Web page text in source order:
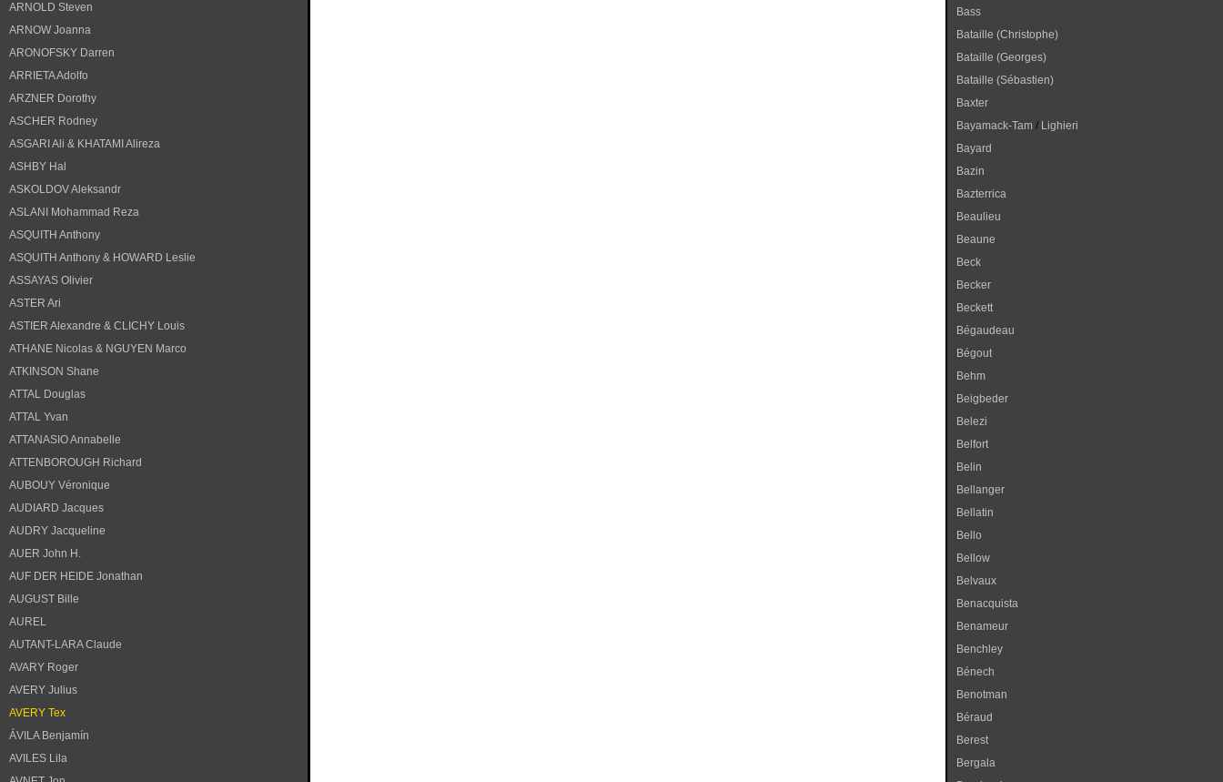
ARNOLD Steven
ARNOW Joanna
ARONOFSKY Darren
ARRIETA Adolfo
ARZNER Dorothy
ASCHER Rodney
ASGARI Ali & KHATAMI Alireza
ASHBY Hal
ASKOLDOV Aleksandr
ASLANI Mohammad Reza
ASQUITH Anthony
ASQUITH Anthony & HOWARD Leslie
ASSAYAS Olivier
ASTER Ari
ASTIER Alexandre & CLICHY Louis
ATHANE Nicolas & NGUYEN Marco
ATKINSON Shane
ATTAL Douglas
ATTAL Yvan
ATTANASIO Annabelle
ATTENBOROUGH Richard
AUBOUY Véronique
AUDIARD Jacques
AUDRY Jacqueline
AUER John H.
AUF DER HEIDE Jonathan
AUGUST Bille
AUREL
AUTANT-LARA Claude
AVARY Roger
AVERY Julius
AVERY Tex
ÁVILA Benjamín
AVILES Lila
Bass
Bataille (Christophe)
Bataille (Georges)
Bataille (Sébastien)
Baxter
Bayamack-Tam / Lighieri
Bayard
Bazin
Bazterrica
Beaulieu
Beaune
Beck
Becker
Beckett
Bégaudeau
Bégout
Behm
Beigbeder
Belezi
Belfort
Belin
Bellanger
Bellatin
Bello
Bellow
Belvaux
Benacquista
Benameur
Benchley
Bénech
Benotman
Béraud
Berest
Bergala